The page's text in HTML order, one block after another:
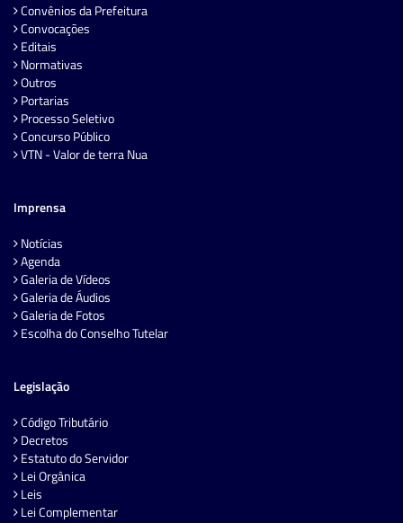
Convênios da Prefeitura
Convocações
Editais
Normativas
Outros
Portarias
Processo Seletivo
Concurso Público
VTN - Valor de terra Nua
Imprensa
Notícias
Agenda
Galeria de Vídeos
Galeria de Áudios
Galeria de Fotos
Escolha do Conselho Tutelar
Legislação
Código Tributário
Decretos
Estatuto do Servidor
Lei Orgânica
Leis
Lei Complementar